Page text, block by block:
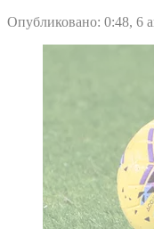
Опубликовано: 0:48, 6